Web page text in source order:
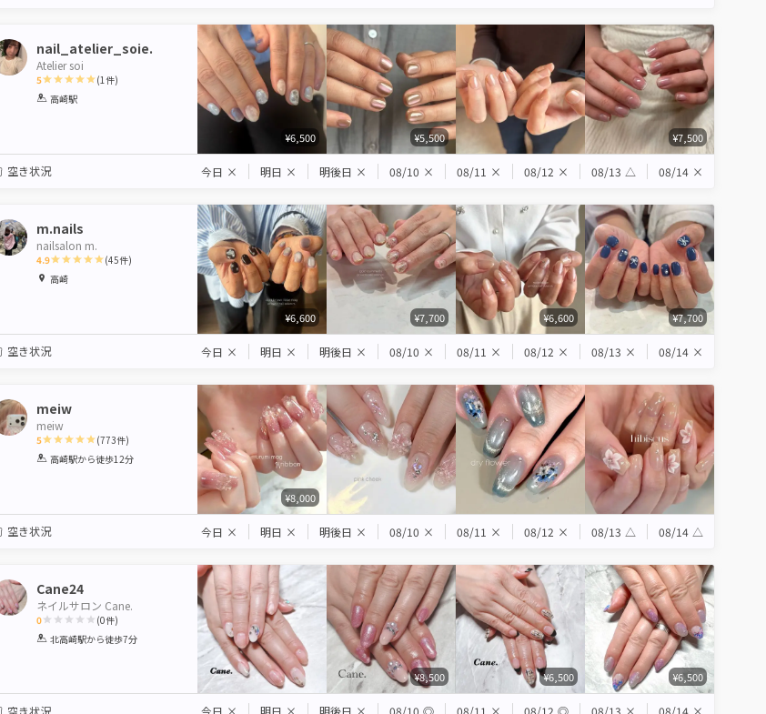
nail_atelier_soie.
Atelier soi
5
1 2 3 4
(1 件)
高崎駅
¥6,500 ¥5,500 ¥7,500
空き状況 今日 × 明日 × 明後日 × 08/10 × 08/11 × 08/12 × 08/13 △ 08/14 ×
m.nails
nailsalon m.
4.9
1 2
(45件)
高崎
¥6,600 ¥7,700 ¥6,600 ¥7,700
空き状況 今日 × 明日 × 明後日 × 08/10 × 08/11 × 08/12 × 08/13 × 08/14 ×
meiw
meiw
5
1 2 3 4 5
(773件)
高崎駅から徒歩12分
¥8,000
空き状況 今日 × 明日 × 明後日 × 08/10 × 08/11 × 08/12 × 08/13 △ 08/14 △
Cane24
ネイルサロン Cane.
0
1 2 3 4 5
(0件)
北高崎駅から徒歩7分
¥8,500 ¥6,500 ¥6,500
空き状況